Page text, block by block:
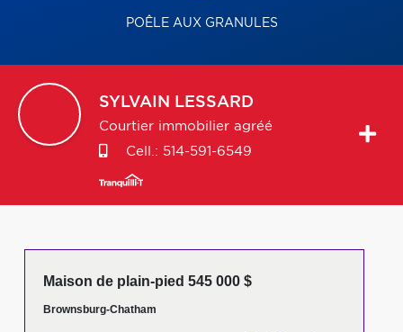
POÊLE AUX GRANULES
SYLVAIN LESSARD
Courtier immobilier agréé
Cell.: 514-591-6549
Maison de plain-pied 545 000 $
Brownsburg-Chatham